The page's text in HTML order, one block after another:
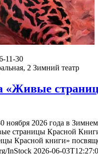
11-30
2 Зимний театр
«Живые
ноября 2026 года в Зимнем
страницы Красной
Красной книги»
InStock 2026-06-